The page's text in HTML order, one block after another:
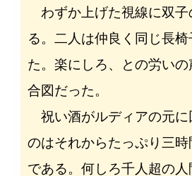
わずか上げた視線に双子
る。二人は仲良く同じ長
た。楽にしろ、との労い
合図だった。
祝い酒がルディアの元に
のはそれからたっぷり三
である。何しろ千人超の